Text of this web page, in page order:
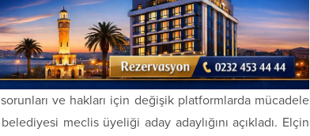
ve hakları için değişik platformlarda mücadele
meclis üyeliği aday adaylığını açıkladı. Elçin